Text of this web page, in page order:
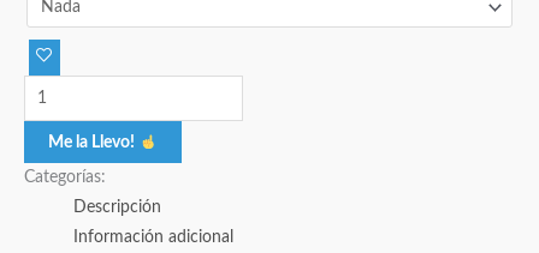
Me la Llevo!
Categorías:
Descripción
Información adicional